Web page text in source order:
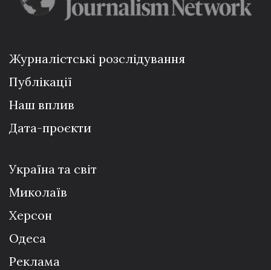
Журналістські розслідування
Публікації
Наш вплив
Дата-проєкти
Україна та світ
Миколаїв
Херсон
Одеса
Реклама